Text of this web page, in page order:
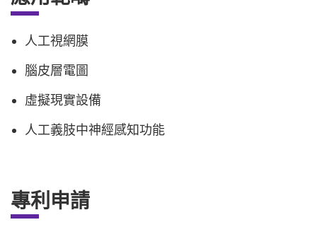
人工視網膜
腦皮層電圖
虛擬現實設備
人工義肢中神經感知功能
專利申請